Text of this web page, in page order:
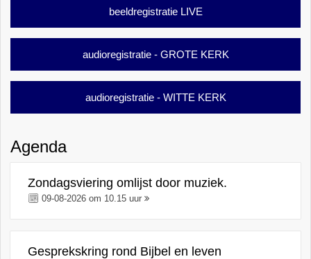
beeldregistratie LIVE
audioregistratie - GROTE KERK
audioregistratie - WITTE KERK
Agenda
Zondagsviering omlijst door muziek.
09-08-2026 om 10.15 uur
Gesprekskring rond Bijbel en leven